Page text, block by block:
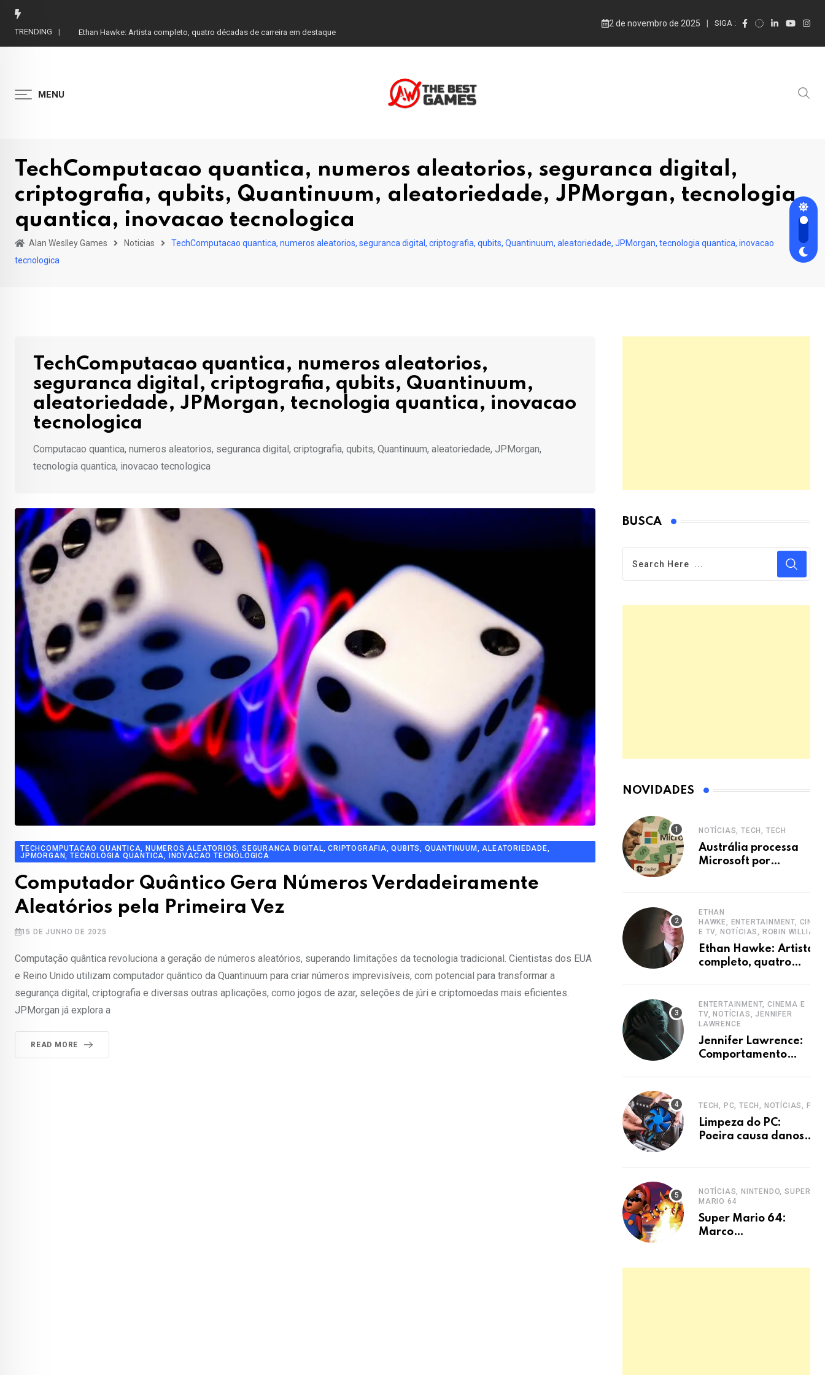
Skip
TRENDING Ethan Hawke: Artista completo, quatro décadas de carreira em destaque
2 de novembro de 2025 SIGA :
MENU
TechComputacao quantica, numeros aleatorios, seguranca digital,
criptografia, qubits, Quantinuum, aleatoriedade, JPMorgan, tecnologia
quantica, inovacao tecnologica
Alan Weslley Games Noticias
TechComputacao quantica, numeros aleatorios, seguranca digital, criptografia, qubits, Quantinuum, aleatoriedade, JPMorgan, tecnologia quantica, inovacao
tecnologica
TechComputacao quantica, numeros aleatorios,
seguranca digital, criptografia, qubits, Quantinuum,
aleatoriedade, JPMorgan, tecnologia quantica, inovacao
tecnologica
Computacao quantica, numeros aleatorios, seguranca digital, criptografia, qubits, Quantinuum, aleatoriedade, JPMorgan,
tecnologia quantica, inovacao tecnologica
TECHCOMPUTACAO QUANTICA, NUMEROS ALEATORIOS, SEGURANCA DIGITAL, CRIPTOGRAFIA, QUBITS, QUANTINUUM, ALEATORIEDADE,
JPMORGAN, TECNOLOGIA QUANTICA, INOVACAO TECNOLOGICA
Computador Quântico Gera Números Verdadeiramente
Aleatórios pela Primeira Vez
15 DE JUNHO DE 2025
Computação quântica revoluciona a geração de números aleatórios, superando limitações da tecnologia tradicional. Cientistas dos EUA
e Reino Unido utilizam computador quântico da Quantinuum para criar números imprevisíveis, com potencial para transformar a
segurança digital, criptografia e diversas outras aplicações, como jogos de azar, seleções de júri e criptomoedas mais eficientes.
JPMorgan já explora a
READ MORE
BUSCA
NOVIDADES
NOTÍCIAS, TECH, TECH
Austrália processa
Microsoft por
ETHAN
HAWKE, ENTERTAINMENT,
E TV, NOTÍCIAS, ROBIN
Ethan Hawke: Artista
completo, quatro
ENTERTAINMENT, CINEMA E
TV, NOTÍCIAS, JENNIFER
LAWRENCE
Jennifer Lawrence:
Comportamento
defesa.
TECH, PC, TECH, NOTÍCIAS, PC
Limpeza do PC:
Poeira causa danos
NOTÍCIAS, NINTENDO, SUPER
MARIO 64
Super Mario 64:
Marco